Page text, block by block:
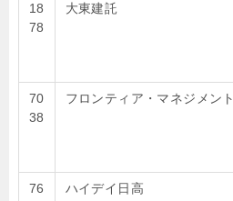
18
78
大東建託
70
38
フロンティア・マネジメント
76
ハイデイ日高